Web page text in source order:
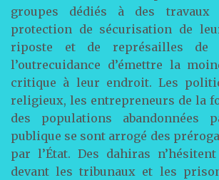
groupes dédiés à des travaux
protection de sécurisation de
riposte et de représailles
l’outrecuidance d’émettre la
critique à leur endroit. Les
religieux, les entrepreneurs de la
des populations abandonnées
publique se sont arrogé des
par l’État. Des dahiras
devant les tribunaux et les